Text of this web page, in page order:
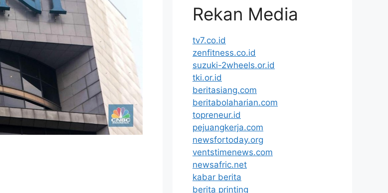
Rekan Media
tv7.co.id
zenfitness.co.id
suzuki-2wheels.or.id
tki.or.id
beritasiang.com
beritabolaharian.com
topreneur.id
pejuangkerja.com
newsfortoday.org
ventstimenews.com
newsafric.net
kabar berita
berita printing